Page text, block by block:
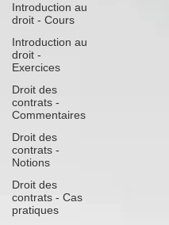
Introduction au
droit - Cours
Introduction au
droit -
Exercices
Droit des
contrats -
Commentaires
Droit des
contrats -
Notions
Droit des
contrats - Cas
pratiques